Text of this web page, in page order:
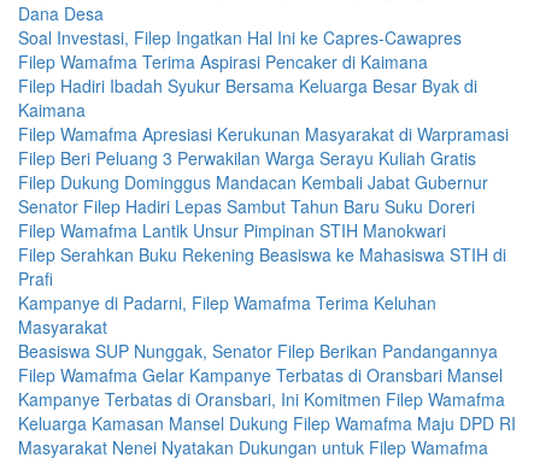
Dana Desa
Soal Investasi, Filep Ingatkan Hal Ini ke Capres-Cawapres
Filep Wamafma Terima Aspirasi Pencaker di Kaimana
Filep Hadiri Ibadah Syukur Bersama Keluarga Besar Byak di
Kaimana
Filep Wamafma Apresiasi Kerukunan Masyarakat di Warpramasi
Filep Beri Peluang 3 Perwakilan Warga Serayu Kuliah Gratis
Filep Dukung Dominggus Mandacan Kembali Jabat Gubernur
Senator Filep Hadiri Lepas Sambut Tahun Baru Suku Doreri
Filep Wamafma Lantik Unsur Pimpinan STIH Manokwari
Filep Serahkan Buku Rekening Beasiswa ke Mahasiswa STIH di
Prafi
Kampanye di Padarni, Filep Wamafma Terima Keluhan
Masyarakat
Beasiswa SUP Nunggak, Senator Filep Berikan Pandangannya
Filep Wamafma Gelar Kampanye Terbatas di Oransbari Mansel
Kampanye Terbatas di Oransbari, Ini Komitmen Filep Wamafma
Keluarga Kamasan Mansel Dukung Filep Wamafma Maju DPD RI
Masyarakat Nenei Nyatakan Dukungan untuk Filep Wamafma